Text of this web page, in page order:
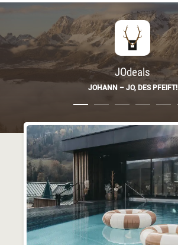
JOdeals
JOHANN – JO, DES PFEIFT!